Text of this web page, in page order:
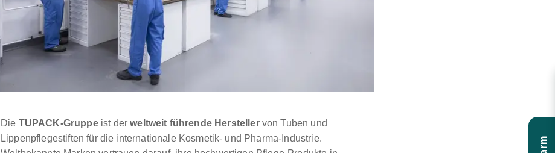
Die TUPACK-Gruppeist derweltweit führende Herstellervon Tuben und
Lippenpflegestiften für die internationale Kosmetik- und Pharma-Industrie.